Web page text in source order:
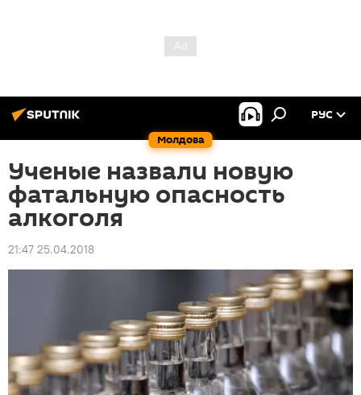
Молдова
РУС
Ученые назвали новую
фатальную опасность
алкоголя
21:47 25.04.2018